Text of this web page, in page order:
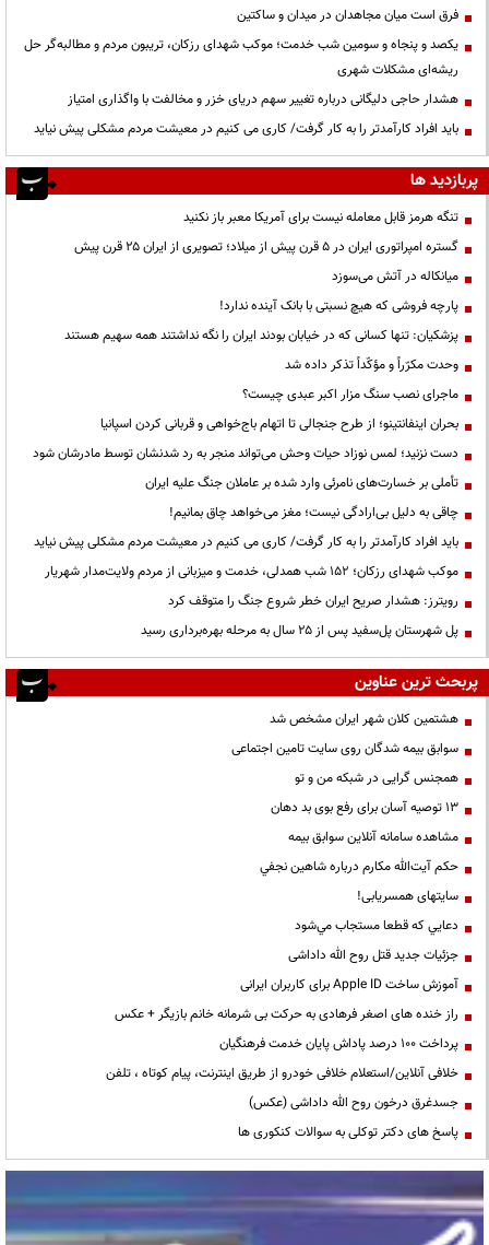
فرق است میان مجاهدان در میدان و ساکتین
یکصد و پنجاه و سومین شب خدمت؛ موکب شهدای رزکان، تریبون مردم و مطالبه‌گر حل
ریشه‌ای مشکلات شهری
هشدار حاجی دلیگانی درباره تغییر سهم دریای خزر و مخالفت با واگذاری امتیاز
باید افراد کارآمدتر را به کار گرفت/ کاری می کنیم در معیشت مردم مشکلی پیش نیاید
پربازدید ها
تنگه هرمز قابل معامله نیست برای آمریکا معبر باز نکنید
گستره امپراتوری ایران در ۵ قرن پیش از میلاد؛ تصویری از ایران ۲۵ قرن پیش
میانکاله در آتش می‌سوزد
پارچه فروشی که هیچ نسبتی با بانک آینده ندارد!
پزشکیان: تنها کسانی که در خیابان بودند ایران را نگه نداشتند همه سهیم هستند
وحدت مکرّراً و مؤکّداً تذکر داده شد
ماجرای نصب سنگ مزار اکبر عبدی چیست؟
بحران اینفانتینو؛ از طرح جنجالی تا اتهام باج‌خواهی و قربانی کردن اسپانیا
دست نزنید؛ لمس نوزاد حیات وحش می‌تواند منجر به رد شدنشان توسط مادرشان شود
تأملی بر خسارت‌های نامرئی وارد شده بر عاملان جنگ علیه ایران
چاقی به دلیل بی‌ارادگی نیست؛ مغز می‌خواهد چاق بمانیم!
باید افراد کارآمدتر را به کار گرفت/ کاری می کنیم در معیشت مردم مشکلی پیش نیاید
موکب شهدای رزکان؛ ۱۵۲ شب همدلی، خدمت و میزبانی از مردم ولایت‌مدار شهریار
رویترز: هشدار صریح ایران خطر شروع جنگ را متوقف کرد
پل شهرستان پل‌سفید پس از ۲۵ سال به مرحله بهره‌برداری رسید
پربحث ترین عناوین
هشتمین کلان شهر ایران مشخص شد
سوابق بیمه شدگان روی سایت تامین اجتماعی
همجنس گرایی در شبکه من و تو
13 توصیه آسان برای رفع بوی بد دهان
مشاهده سامانه آنلاين سوابق بیمه
حكم آيت‌الله مكارم درباره شاهين نجفي
سایتهای همسریابی!
دعايي كه قطعا مستجاب مي‌شود
جزئیات جدید قتل روح الله داداشی
آموزش ساخت Apple ID برای کاربران ایرانی
راز خنده های اصغر فرهادی به حرکت بی شرمانه خانم بازیگر + عکس
پرداخت ۱۰۰ درصد پاداش پایان خدمت فرهنگیان
خلافی آنلاین/استعلام خلافی خودرو از طریق اینترنت، پیام کوتاه ، تلفن
جسدغرق درخون روح الله داداشی (عکس)
پاسخ های دکتر توکلی به سوالات کنکوری ها